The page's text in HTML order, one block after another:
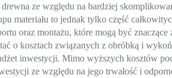
ze względu na bardziej
materiału to jednak tylko część
oraz montażu, które mogą być
o kosztach związanych z obróbką i
inwestycji. Mimo wyższych kosztów
ze względu na jego trwałość i